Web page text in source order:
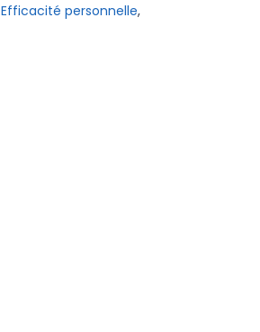
Efficacité personnelle,